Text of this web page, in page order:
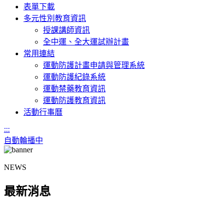
表單下載
多元性別教育資訊
授課講師資訊
全中運、全大運試辦計畫
常用連結
運動防護計畫申請與管理系統
運動防護紀錄系統
運動禁藥教育資訊
運動防護教育資訊
活動行事曆
:::
自動輪播中
NEWS
最新消息